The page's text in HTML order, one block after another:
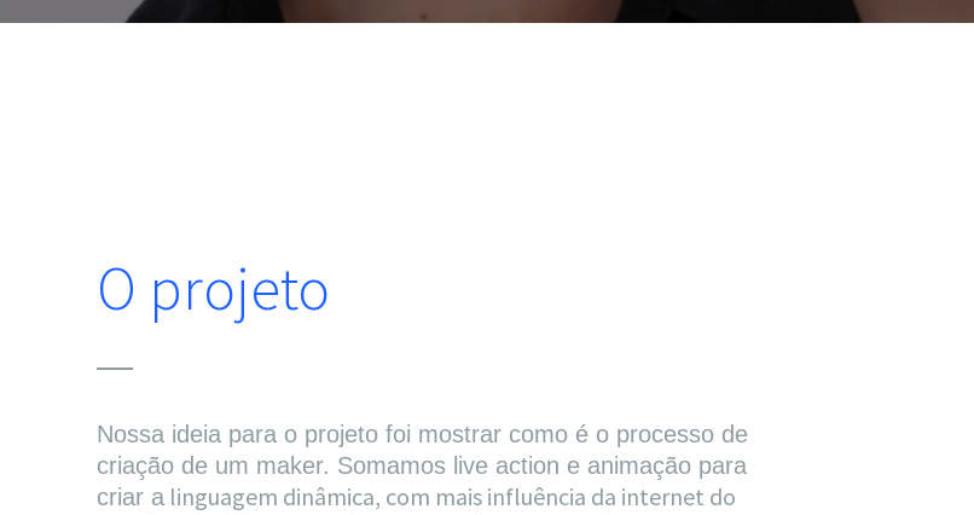
O projeto
Nossa ideia para o projeto foi mostrar como é o processo de
criação de um maker. Somamos live action e animação para
criar a linguagem dinâmica, com mais influência da internet do